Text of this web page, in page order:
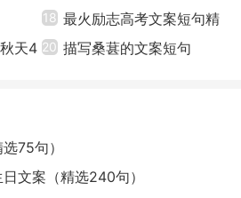
最后回到心脏，就像我喜欢你，
。
，遇见你的时候，就是心动的开
18 最火励志高考文案短句精
编汇集通用
天4 20 描写桑葚的文案短句
75句）
文案（精选240句）